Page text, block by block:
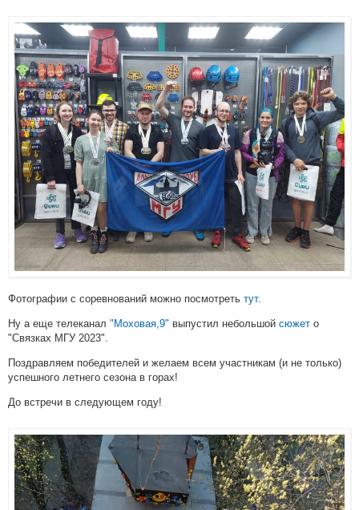
Фотографии с соревнований можно посмотреть тут.
Ну а еще телеканал "Моховая,9" выпустил небольшой сюжет о
"Связках МГУ 2023".
Поздравляем победителей и желаем всем участникам (и не только)
успешного летнего сезона в горах!
До встречи в следующем году!